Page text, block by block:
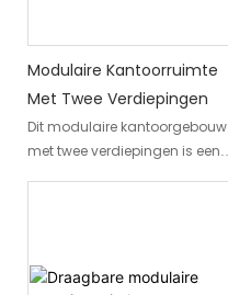
Modulaire Kantoorruimte
Met Twee Verdiepingen
Dit modulaire kantoorgebouw
met twee verdiepingen is een
gebouw kan privékantoren,